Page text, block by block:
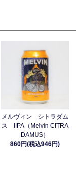
メルヴィン シトラダム
ス IIPA（Melvin CITRA
DAMUS）
860円(税込946円)